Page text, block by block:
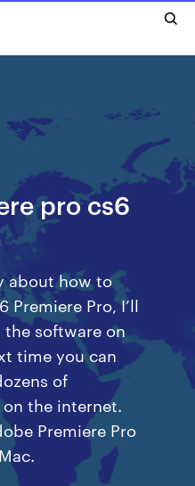
pro cs6
about how to
Premiere Pro, I’ll
software on
time you can
of
the internet.
Premiere Pro